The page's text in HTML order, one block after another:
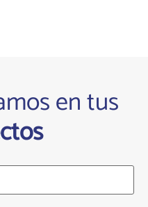
en tus